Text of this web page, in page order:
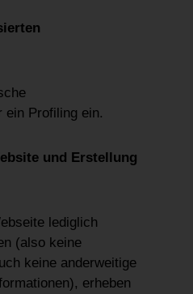
ein Profiling ein.
und Erstellung
lediglich
(also keine
keine anderweitige
erheben